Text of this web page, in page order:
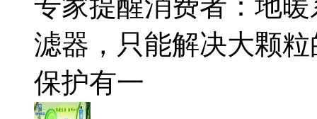
专家提醒消费者：地
滤器，只能解决大颗
保护有一